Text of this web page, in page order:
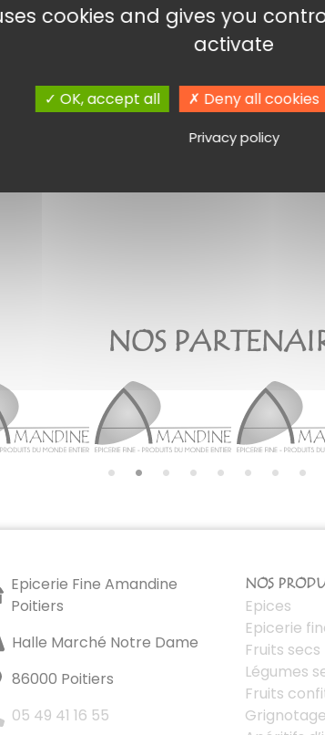
2,20€
NOS
Epicerie Fine Amandine
Poitiers
Halle Marché Notre Dame
86000 Poitiers
05 49 41 16 55
NOS
Epices
Epicerie
Fruits secs
Légumes
Fruits
cookies and gives you
activate
OK, accept all Deny all cookies
Privacy policy